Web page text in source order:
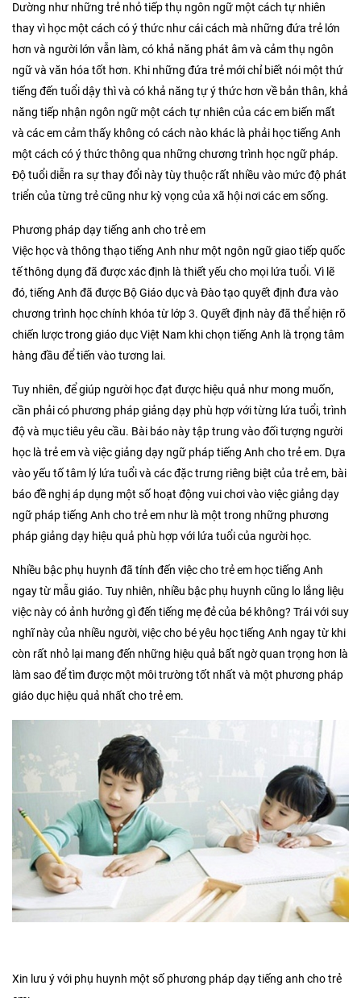
Dường như những trẻ nhỏ tiếp thụ ngôn ngữ một cách tự nhiên
thay vì học một cách có ý thức như cái cách mà những đứa trẻ lớn
hơn và người lớn vẫn làm, có khả năng phát âm và cảm thụ ngôn
ngữ và văn hóa tốt hơn. Khi những đứa trẻ mới chỉ biết nói một thứ
tiếng đến tuổi dậy thì và có khả năng tự ý thức hơn về bản thân, khả
năng tiếp nhận ngôn ngữ một cách tự nhiên của các em biến mất
và các em cảm thấy không có cách nào khác là phải học tiếng Anh
một cách có ý thức thông qua những chương trình học ngữ pháp.
Độ tuổi diễn ra sự thay đổi này tùy thuộc rất nhiều vào mức độ phát
triển của từng trẻ cũng như kỳ vọng của xã hội nơi các em sống.
Phương pháp dạy tiếng anh cho trẻ em
Việc học và thông thạo tiếng Anh như một ngôn ngữ giao tiếp quốc
tế thông dụng đã được xác định là thiết yếu cho mọi lứa tuổi. Vì lẽ
đó, tiếng Anh đã được Bộ Giáo dục và Đào tạo quyết định đưa vào
chương trình học chính khóa từ lớp 3. Quyết định này đã thể hiện rõ
chiến lược trong giáo dục Việt Nam khi chọn tiếng Anh là trọng tâm
hàng đầu để tiến vào tương lai.
Tuy nhiên, để giúp người học đạt được hiệu quả như mong muốn,
cần phải có phương pháp giảng dạy phù hợp với từng lứa tuổi, trình
độ và mục tiêu yêu cầu. Bài báo này tập trung vào đối tượng người
học là trẻ em và việc giảng dạy ngữ pháp tiếng Anh cho trẻ em. Dựa
vào yếu tố tâm lý lứa tuổi và các đặc trưng riêng biệt của trẻ em, bài
báo đề nghị áp dụng một số hoạt động vui chơi vào việc giảng dạy
ngữ pháp tiếng Anh cho trẻ em như là một trong những phương
pháp giảng dạy hiệu quả phù hợp với lứa tuổi của người học.
Nhiều bậc phụ huynh đã tính đến việc cho trẻ em học tiếng Anh
ngay từ mẫu giáo. Tuy nhiên, nhiều bậc phụ huynh cũng lo lắng liệu
việc này có ảnh hưởng gì đến tiếng mẹ đẻ của bé không? Trái với suy
nghĩ này của nhiều người, việc cho bé yêu học tiếng Anh ngay từ khi
còn rất nhỏ lại mang đến những hiệu quả bất ngờ quan trọng hơn là
làm sao để tìm được một môi trường tốt nhất và một phương pháp
giáo dục hiệu quả nhất cho trẻ em.
Xin lưu ý với phụ huynh một số phương pháp dạy tiếng anh cho trẻ